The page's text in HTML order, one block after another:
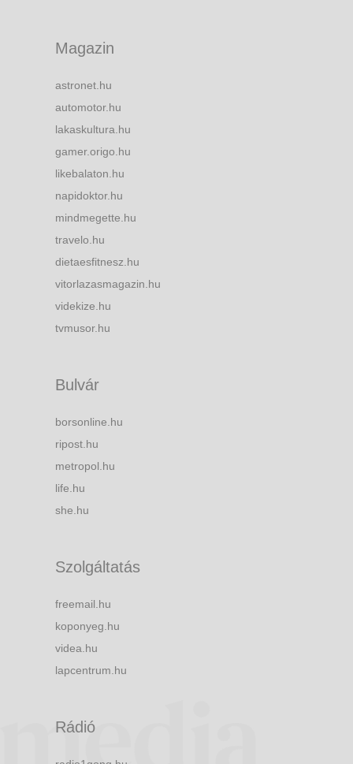
Magazin
astronet.hu
automotor.hu
lakaskultura.hu
gamer.origo.hu
likebalaton.hu
napidoktor.hu
mindmegette.hu
travelo.hu
dietaesfitnesz.hu
vitorlazasmagazin.hu
videkize.hu
tvmusor.hu
Bulvár
borsonline.hu
ripost.hu
metropol.hu
life.hu
she.hu
Szolgáltatás
freemail.hu
koponyeg.hu
videa.hu
lapcentrum.hu
Rádió